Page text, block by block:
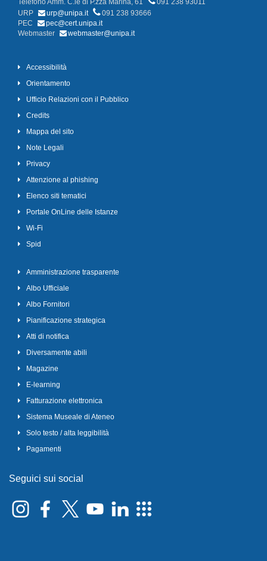
Telefono Amm. C.le di P.zza Marina, 61
091 238 93011
URP
urp@unipa.it
091 238 93666
PEC
pec@cert.unipa.it
Webmaster
webmaster@unipa.it
Accessibilità
Orientamento
Ufficio Relazioni con il Pubblico
Credits
Mappa del sito
Note Legali
Privacy
Attenzione al phishing
Elenco siti tematici
Portale OnLine delle Istanze
Wi-Fi
Spid
Amministrazione trasparente
Albo Ufficiale
Albo Fornitori
Pianificazione strategica
Atti di notifica
Diversamente abili
Magazine
E-learning
Fatturazione elettronica
Sistema Museale di Ateneo
Solo testo / alta leggibilità
Pagamenti
Seguici sui social